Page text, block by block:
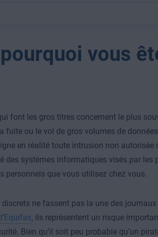
vous
font les gros titres concernent le plus
fuite ou le vol de gros volumes de
en réalité toute intrusion non autorisée
des systèmes informatiques visés par les
personnels que vous utilisez chez vous.
ne fassent pas la une des
, ils représentent un risque
Bien qu’il soit peu probable qu’un